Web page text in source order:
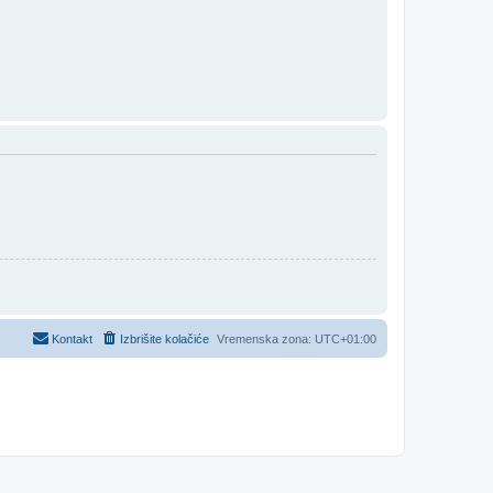
Vremenska zona: UTC+01:00
Izbrišite kolačiće
Kontakt